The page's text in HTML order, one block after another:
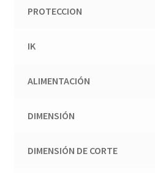
PROTECCION
IK
ALIMENTACIÓN
DIMENSIÓN
DIMENSIÓN DE CORTE